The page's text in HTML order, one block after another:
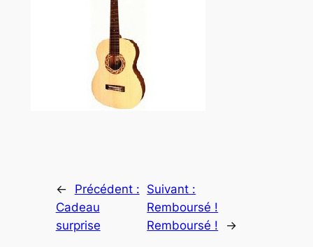
←
Précédent :
Cadeau
surprise
Suivant :
Remboursé !
Remboursé !
→